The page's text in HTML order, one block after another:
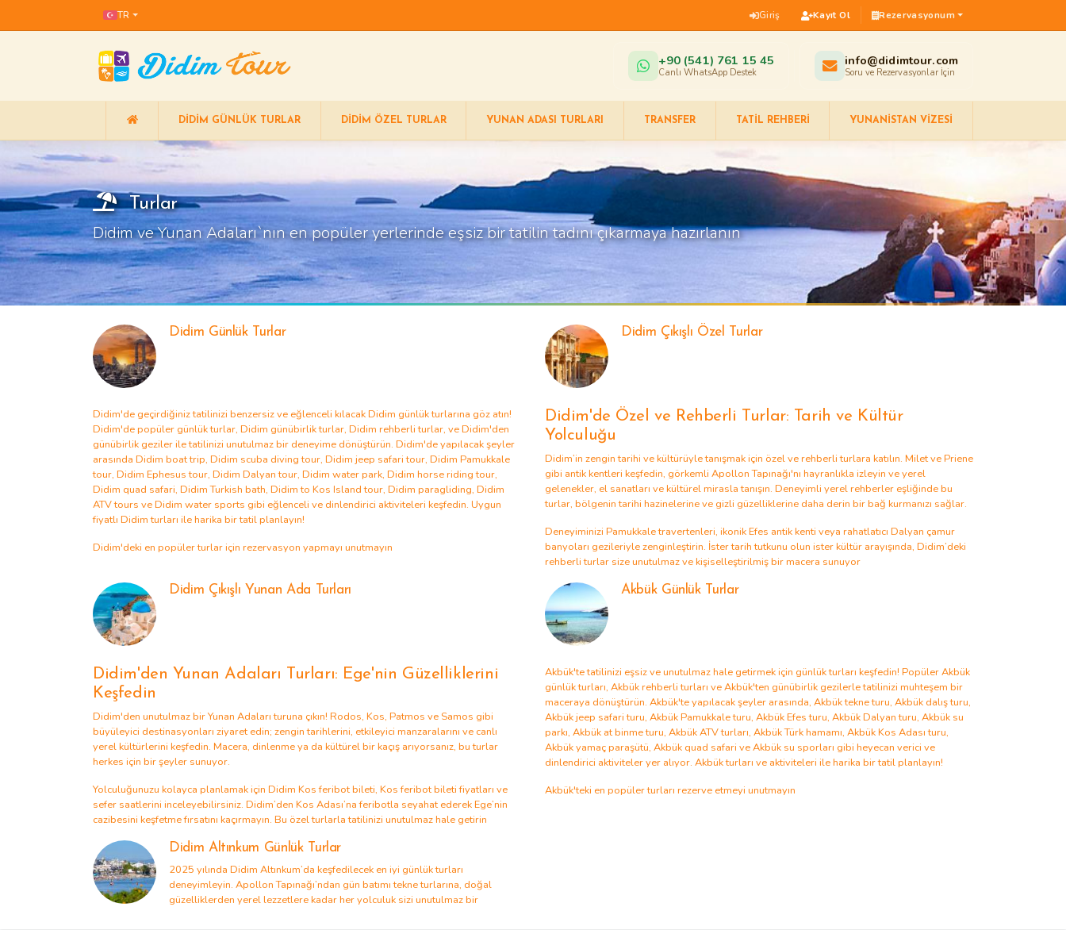
TR Giriş Kayıt Ol Rezervasyonum
+90 (541) 761 15 45
Canlı WhatsApp Destek
info@didimtour.com
Soru ve Rezervasyonlar İçin
DIDIM GÜNLÜK TURLAR DIDIM ÖZEL TURLAR YUNAN ADASI TURLARI TRANSFER TATIL REHBERI YUNANISTAN VIZESI
Turlar
Didim ve Yunan Adaları`nın en popüler yerlerinde eşsiz bir tatilin tadını çıkarmaya hazırlanın
Didim Günlük Turlar
Didim'de geçirdiğiniz tatilinizi benzersiz ve eğlenceli kılacakDidim günlük turlarına göz atın!
Didim'de popüler günlük turlar, Didim günübirlik turlar, Didim rehberli turlar, veDidim'den
günübirlik gezilerile tatilinizi unutulmaz bir deneyime dönüştürün. Didim'de yapılacak şeyler
arasında Didim boat trip, Didim scuba diving tour, Didim jeep safari tour, Didim Pamukkale
tour, Didim Ephesus tour, Didim Dalyan tour, Didim water park, Didim horse riding tour,
Didim quad safari, Didim Turkish bath, Didim to Kos Island tour, Didim paragliding, Didim
ATV tours veDidim water sports gibi eğlenceli ve dinlendirici aktiviteleri keşfedin. Uygun
fiyatlı Didim turları ile harika bir tatil planlayın!
Didim'deki en popüler turlariçin rezervasyon yapmayı unutmayın
Didim Çıkışlı Özel Turlar
Didim'de Özel ve Rehberli Turlar: Tarih ve Kültür
Yolculuğu
Didim’in zengin tarihi ve kültürüyle tanışmak için özel ve rehberli turlara katılın. MiletvePriene
gibi antik kentleri keşfedin, görkemli Apollon Tapınağı'nı hayranlıkla izleyin ve yerel
gelenekler, el sanatları ve kültürel mirasla tanışın. Deneyimli yerel rehberler eşliğinde bu
turlar, bölgenin tarihi hazinelerine ve gizli güzelliklerine daha derin bir bağ kurmanızı sağlar.
Deneyiminizi Pamukkale travertenleri, ikonikEfes antik kenti veya rahatlatıcı Dalyan çamur
banyoları gezileriyle zenginleştirin. İster tarih tutkunu olun ister kültür arayışında, Didim’deki
rehberli turlar size unutulmaz ve kişiselleştirilmiş bir macera sunuyor
Didim Çıkışlı Yunan Ada Turları
Didim'den Yunan Adaları Turları: Ege'nin Güzelliklerini
Keşfedin
Didim'den unutulmaz birYunan Adaları turuna çıkın! Rodos, Kos, Patmos ve Samos gibi
büyüleyici destinasyonları ziyaret edin; zengin tarihlerini, etkileyici manzaralarını ve canlı
yerel kültürlerini keşfedin. Macera, dinlenme ya da kültürel bir kaçış arıyorsanız, bu turlar
herkes için bir şeyler sunuyor.
Yolculuğunuzu kolayca planlamak için Didim Kos feribot bileti, Kos feribot bileti fiyatları ve
sefer saatlerini inceleyebilirsiniz. Didim’den Kos Adası’na feribotla seyahat ederek Ege’nin
cazibesini keşfetme fırsatını kaçırmayın. Bu özel turlarla tatilinizi unutulmaz hale getirin
Akbük Günlük Turlar
Akbük'te tatilinizi eşsiz ve unutulmaz hale getirmek için günlük turları keşfedin! PopülerAkbük
günlük turları, Akbük rehberli turları veAkbük'ten günübirlik gezilerletatilinizi muhteşem bir
maceraya dönüştürün. Akbük'te yapılacak şeyler arasında, Akbük tekne turu, Akbük dalış turu,
Akbük jeep safari turu, Akbük Pamukkale turu, Akbük Efes turu, Akbük Dalyan turu, Akbük su
parkı, Akbük at binme turu, Akbük ATV turları, Akbük Türk hamamı, Akbük Kos Adası turu,
Akbük yamaç paraşütü, Akbük quad safari veAkbük su sporları gibi heyecan verici ve
dinlendirici aktiviteler yer alıyor. Akbük turları ve aktiviteleri ile harika bir tatil planlayın!
Akbük'teki en popüler turları rezerve etmeyi unutmayın
Didim Altınkum Günlük Turlar
2025 yılında Didim Altınkum’da keşfedilecek en iyi günlük turları
deneyimleyin. Apollon Tapınağı’ndan gün batımı tekne turlarına, doğal
güzelliklerden yerel lezzetlere kadar her yolculuk sizi unutulmaz bir